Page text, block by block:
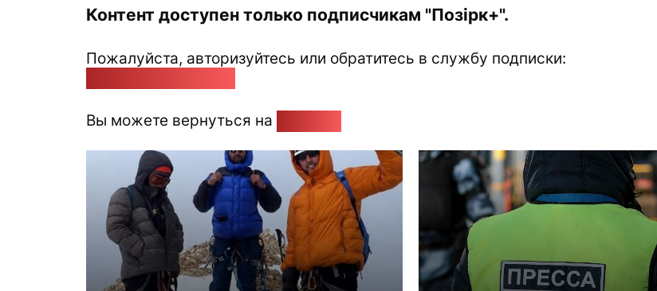
Контент доступен только подписчикам "Позірк+".
Пожалуйста, авторизуйтесь или обратитесь в службу подписки:
Вы можете вернуться на